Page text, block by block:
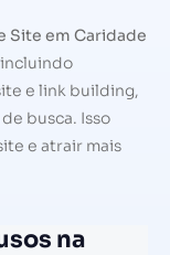
Site em Caridade
incluindo
e link building,
busca. Isso
e atrair mais
na